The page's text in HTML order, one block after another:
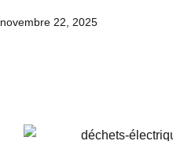
novembre 22, 2025